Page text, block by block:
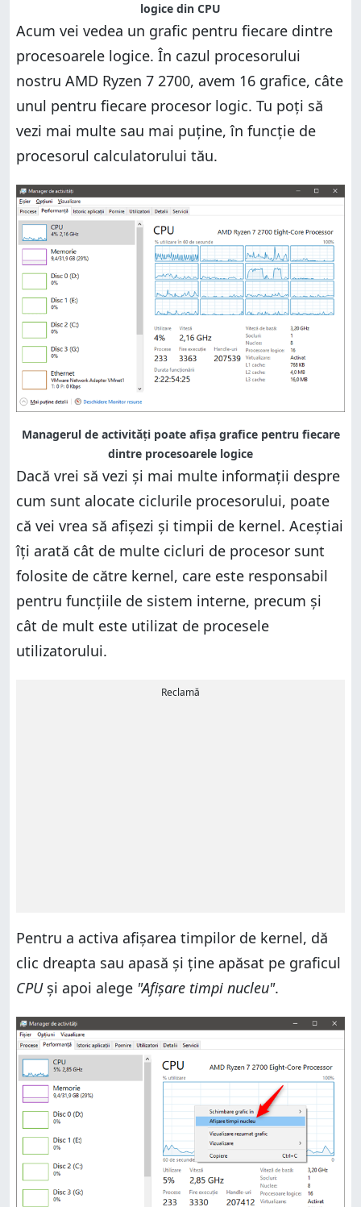
logice din CPU
Acum vei vedea un grafic pentru fiecare dintre
procesoarele logice. În cazul procesorului
nostru AMD Ryzen 7 2700, avem 16 grafice, câte
unul pentru fiecare procesor logic. Tu poți să
vezi mai multe sau mai puține, în funcție de
procesorul calculatorului tău.
Managerul de activități poate afișa grafice pentru fiecare
dintre procesoarele logice
Dacă vrei să vezi și mai multe informații despre
cum sunt alocate ciclurile procesorului, poate
că vei vrea să afișezi și timpii de kernel. Aceștiai
îți arată cât de multe cicluri de procesor sunt
folosite de către kernel, care este responsabil
pentru funcțiile de sistem interne, precum și
cât de mult este utilizat de procesele
utilizatorului.
Reclamă
Pentru a activa afișarea timpilor de kernel, dă
clic dreapta sau apasă și ține apăsat pe graficul
CPUși apoi alege "Afișare timpi nucleu".